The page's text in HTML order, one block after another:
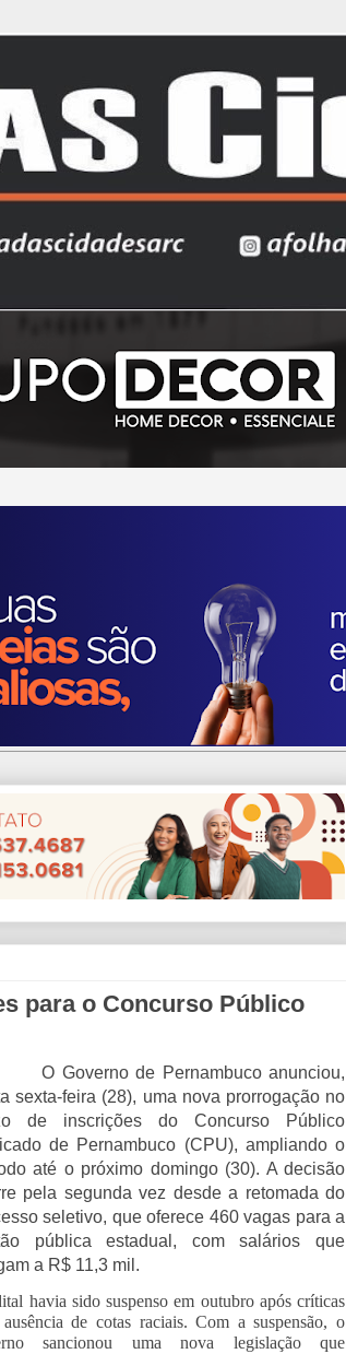
para o Concurso Público
O Governo de Pernambuco anunciou,
sexta-feira (28), uma nova prorrogação no
de inscrições do Concurso Público
de Pernambuco (CPU), ampliando o
até o próximo domingo (30). A decisão
pela segunda vez desde a retomada do
seletivo, que oferece 460 vagas para a
pública estadual, com salários que
a R$ 11,3 mil.
havia sido suspenso em outubro após críticas
de cotas raciais. Com a suspensão, o
sancionou uma nova legislação que